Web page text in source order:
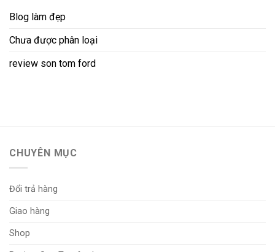
Blog làm đẹp
Chưa được phân loại
review son tom ford
CHUYÊN MỤC
Đổi trả hàng
Giao hàng
Shop